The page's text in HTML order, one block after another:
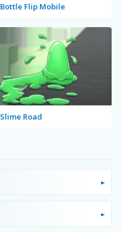
Bottle Flip Mobile
Slime Road